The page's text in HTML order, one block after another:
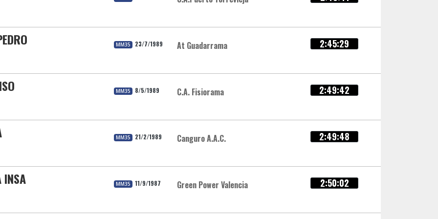
MM35 23/7/1989 At Guadarrama 2:45:29
MM35 8/5/1989 C.A. Fisiorama 2:49:42
MM35 21/2/1989 Canguro A.A.C. 2:49:48
MM35 11/9/1987 Green Power Valencia 2:50:02